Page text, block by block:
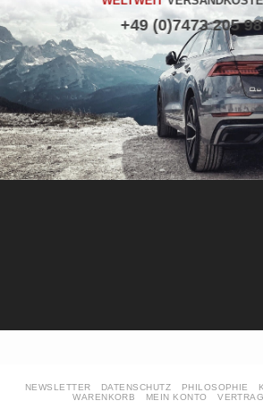
+49 (0)7473 205
NEWSLETTER DATENSCHUTZ PHILOSOPHIE
WARENKORB
MEIN KONTO